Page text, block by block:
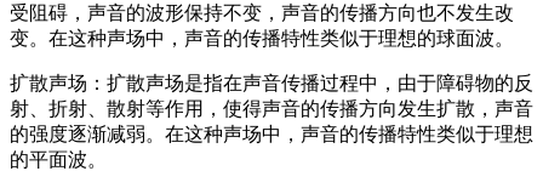
受阻碍，声音的波形保持不变，声音的传播方向也不发生改
变。在这种声场中，声音的传播特性类似于理想的球面波。
扩散声场：扩散声场是指在声音传播过程中，由于障碍物的反
射、折射、散射等作用，使得声音的传播方向发生扩散，声音
的强度逐渐减弱。在这种声场中，声音的传播特性类似于理想
的平面波。